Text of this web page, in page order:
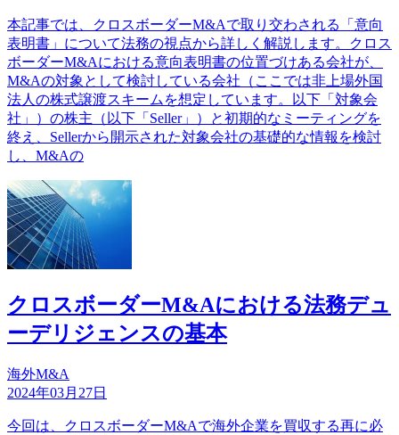
本記事では、クロスボーダーM&Aで取り交わされる「意向
表明書」について法務の視点から詳しく解説します。クロス
ボーダーM&Aにおける意向表明書の位置づけある会社が、
M&Aの対象として検討している会社（ここでは非上場外国
法人の株式譲渡スキームを想定しています。以下「対象会
社」）の株主（以下「Seller」）と初期的なミーティングを
終え、Sellerから開示された対象会社の基礎的な情報を検討
し、M&Aの
クロスボーダーM&Aにおける法務デュ
ーデリジェンスの基本
海外M&A
2024年03月27日
今回は、クロスボーダーM&Aで海外企業を買収する再に必